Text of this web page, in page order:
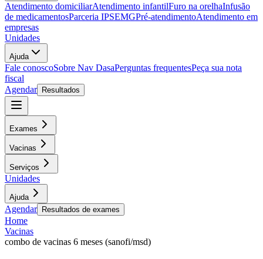
Atendimento domiciliarAtendimento infantilFuro na orelhaInfusão
de medicamentosParceria IPSEMGPré-atendimentoAtendimento em
empresas
Unidades
Ajuda
Fale conoscoSobre Nav DasaPerguntas frequentesPeça sua nota
fiscal
Agendar
Resultados
Exames
Vacinas
Serviços
Unidades
Ajuda
Agendar Resultados de exames
Home
Vacinas
combo de vacinas 6 meses (sanofi/msd)